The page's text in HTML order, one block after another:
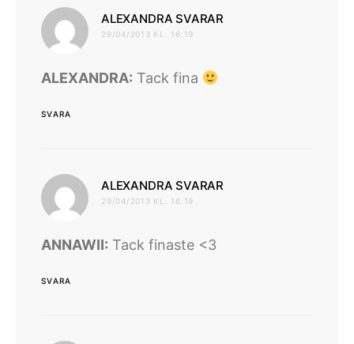
ALEXANDRA SVARAR
29/04/2013 KL. 16:19
ALEXANDRA: Tack fina
SVARA
ALEXANDRA SVARAR
29/04/2013 KL. 16:19
ANNAWII: Tack finaste <3
SVARA